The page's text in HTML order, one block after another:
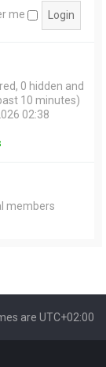
me
0 hidden and
10 minutes)
02:38
members
are UTC+02:00